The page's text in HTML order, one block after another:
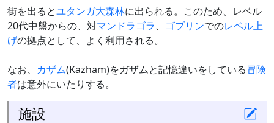
街を出るとユタンガ大森林に出られる。このため、レベル
20代中盤からの、対マンドラゴラ、 ゴブリンでのレベル上
げの拠点として、よく利用される。
なお、 カザム(Kazham)をガザムと記憶違いをしている冒険
者は意外にいたりする。
施設